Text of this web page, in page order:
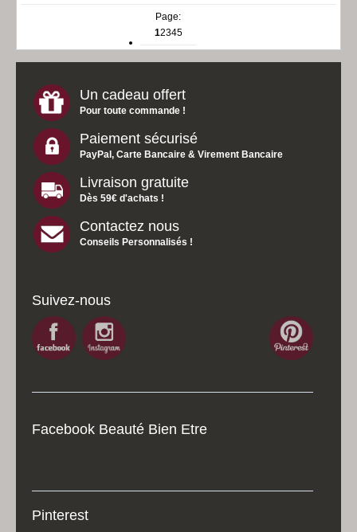
Page:
12345
Un cadeau offert
Pour toute commande !
Paiement sécurisé
PayPal, Carte Bancaire & Virement Bancaire
Livraison gratuite
Dès 59€ d'achats !
Contactez nous
Conseils Personnalisés !
Suivez-nous
Facebook Beauté Bien Etre
Pinterest